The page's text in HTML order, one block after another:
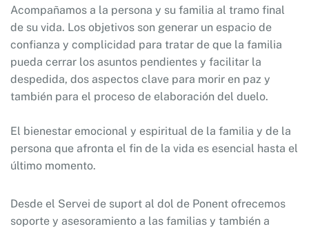
Acompañamos a la persona y su familia al tramo final
de su vida. Los objetivos son generar un espacio de
confianza y complicidad para tratar de que la familia
pueda cerrar los asuntos pendientes y facilitar la
despedida, dos aspectos clave para morir en paz y
también para el proceso de elaboración del duelo.
El bienestar emocional y espiritual de la familia y de la
persona que afronta el fin de la vida es esencial hasta el
último momento.
Desde el Servei de suport al dol de Ponent ofrecemos
soporte y asesoramiento a las familias y también a